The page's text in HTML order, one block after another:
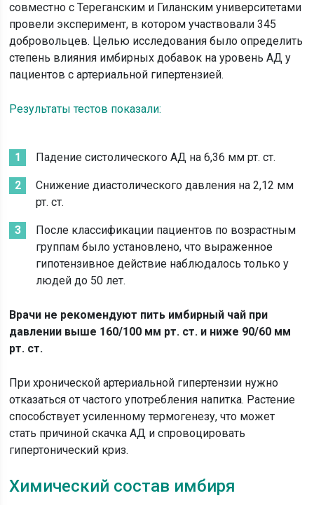
совместно с Тереганским и Гиланским университетами
провели эксперимент, в котором участвовали 345
добровольцев. Целью исследования было определить
степень влияния имбирных добавок на уровень АД у
пациентов с артериальной гипертензией.
Результаты тестов показали:
Падение систолического АД на 6,36 мм рт. ст.
Снижение диастолического давления на 2,12 мм
рт. ст.
После классификации пациентов по возрастным
группам было установлено, что выраженное
гипотензивное действие наблюдалось только у
людей до 50 лет.
Врачи не рекомендуют пить имбирный чай при
давлении выше 160/100 мм рт. ст. и ниже 90/60 мм
рт. ст.
При хронической артериальной гипертензии нужно
отказаться от частого употребления напитка. Растение
способствует усиленному термогенезу, что может
стать причиной скачка АД и спровоцировать
гипертонический криз.
Химический состав имбиря